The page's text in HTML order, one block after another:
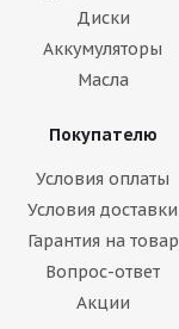
Диски
Аккумуляторы
Масла
Покупателю
Условия оплаты
Условия доставки
Гарантия на товар
Вопрос-ответ
Акции